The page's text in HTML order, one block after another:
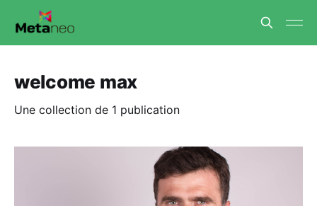
welcome max
Une collection de 1 publication